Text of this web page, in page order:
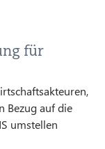
für
Bezug auf die
umstellen